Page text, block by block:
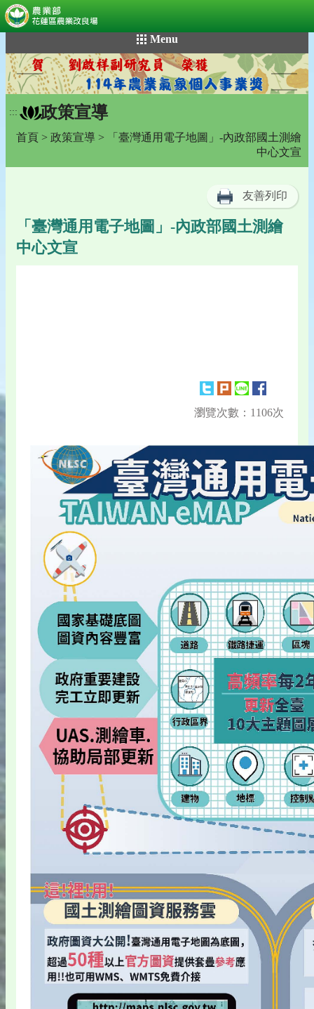
到
主
要
內
容
Menu
::: 政策宣導
首頁 > 政策宣導 > 「臺灣通用電子地圖」-內政部國土測繪
中心文宣
友善列印
「臺灣通用電子地圖」-內政部國土測繪
中心文宣
瀏覽次數：1106次